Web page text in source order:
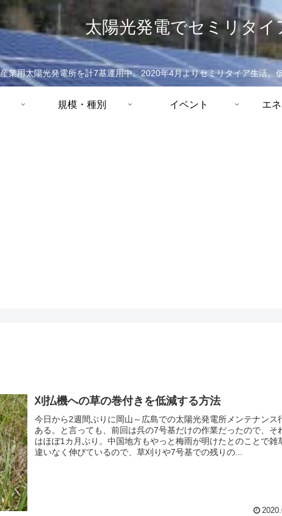
太陽光発電でセミリタイ
産業用太陽光発電所を計7基運用中。2020年4月よりセミリタイア生活。
規模・種別 イベント エ
刈払機への草の巻付きを低減する方法
今日から2週間ぶりに岡山～広島での太陽光発電所メンテナンス
ある。と言っても、前回は呉の7号基だけの作業だったので、そ
はほぼ1カ月ぶり。中国地方もやっと梅雨が明けたとのことで雑
違いなく伸びているので、草刈りや7号基での残りの...